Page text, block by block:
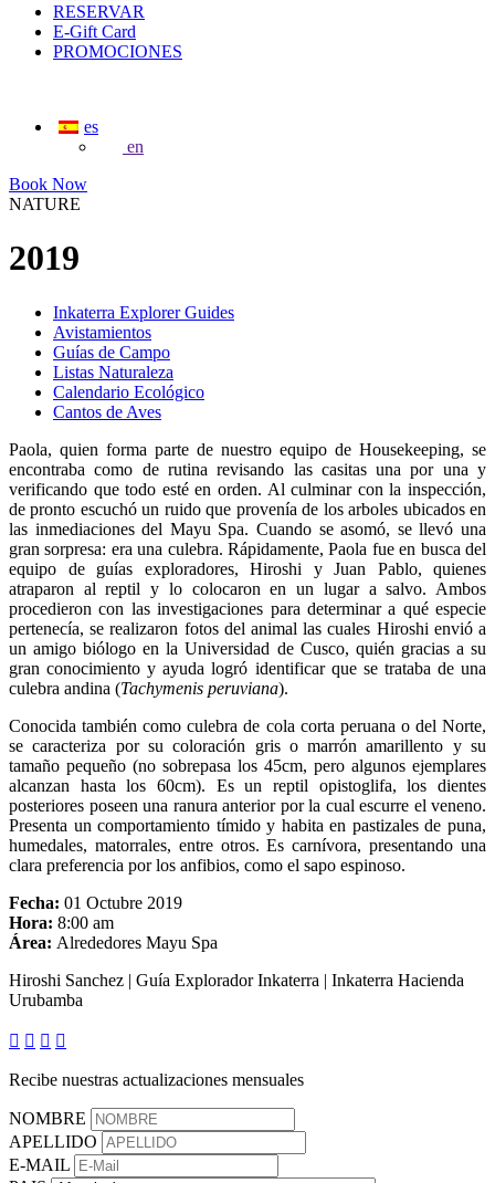
RESERVAR
E-Gift Card
PROMOCIONES
es
en
Book Now
NATURE
2019
Inkaterra Explorer Guides
Avistamientos
Guías de Campo
Listas Naturaleza
Calendario Ecológico
Cantos de Aves
Paola, quien forma parte de nuestro equipo de Housekeeping, se
encontraba como de rutina revisando las casitas una por una y
verificando que todo esté en orden. Al culminar con la inspección,
de pronto escuchó un ruido que provenía de los arboles ubicados en
las inmediaciones del Mayu Spa. Cuando se asomó, se llevó una
gran sorpresa: era una culebra. Rápidamente, Paola fue en busca del
equipo de guías exploradores, Hiroshi y Juan Pablo, quienes
atraparon al reptil y lo colocaron en un lugar a salvo. Ambos
procedieron con las investigaciones para determinar a qué especie
pertenecía, se realizaron fotos del animal las cuales Hiroshi envió a
un amigo biólogo en la Universidad de Cusco, quién gracias a su
gran conocimiento y ayuda logró identificar que se trataba de una
culebra andina (Tachymenis peruviana).
Conocida también como culebra de cola corta peruana o del Norte,
se caracteriza por su coloración gris o marrón amarillento y su
tamaño pequeño (no sobrepasa los 45cm, pero algunos ejemplares
alcanzan hasta los 60cm). Es un reptil opistoglifa, los dientes
posteriores poseen una ranura anterior por la cual escurre el veneno.
Presenta un comportamiento tímido y habita en pastizales de puna,
humedales, matorrales, entre otros. Es carnívora, presentando una
clara preferencia por los anfibios, como el sapo espinoso.
Fecha: 01 Octubre 2019
Hora: 8:00 am
Área: Alrededores Mayu Spa
Hiroshi Sanchez | Guía Explorador Inkaterra | Inkaterra Hacienda
Urubamba
   
Recibe nuestras actualizaciones mensuales
NOMBRE
APELLIDO
E-MAIL